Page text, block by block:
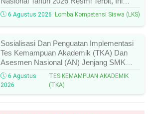
Daftar Lengkap Nama Juara Dan Peraih
Medali!
6 Agustus 2026 Lomba Kompetensi Siswa (LKS)
Sosialisasi Dan Penguatan Implementasi
Tes Kemampuan Akademik (TKA) Dan
Asesmen Nasional (AN) Jenjang SMK
Tahun 2026, Ini Jadwal, Materi, Dan Link
Mengikutinya!
6 Agustus
2026
TES KEMAMPUAN AKADEMIK
(TKA)